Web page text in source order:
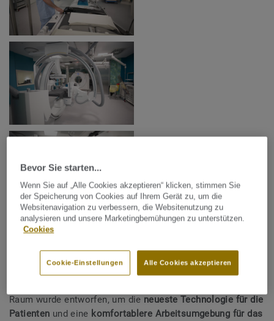
Tarkett lieferte die Boden- und Wandbeläge für den neuen
biplanen Raum für interventionelle Bildgebung im
Raum wurde entworfen, um die neueste Technologie für die
Patienten und eine komfortablere Arbeitsumgebung für das
Bevor Sie starten...
Wenn Sie auf „Alle Cookies akzeptieren“ klicken, stimmen Sie
der Speicherung von Cookies auf Ihrem Gerät zu, um die
Websitenavigation zu verbessern, die Websitenutzung zu
analysieren und unsere Marketingbemühungen zu unterstützen.
Cookies
Alle Cookies akzeptieren
Cookie-Einstellungen